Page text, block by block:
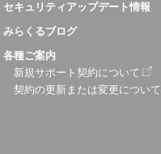
セキュリティアップデート情報
みらくるブログ
各種ご案内
新規サポート契約について
契約の更新または変更について